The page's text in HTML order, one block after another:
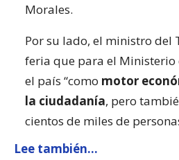
Morales.
Por su lado, el ministro del
feria que para el Ministerio
el país “como motor
la ciudadanía, pero
cientos de miles de
Lee también...